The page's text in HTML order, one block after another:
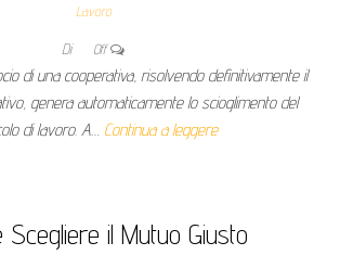
Lavoro
Di Off
di una cooperativa, risolvendo definitivamente il
genera automaticamente lo scioglimento del
di lavoro. A… Continua a leggere
Scegliere il Mutuo Giusto